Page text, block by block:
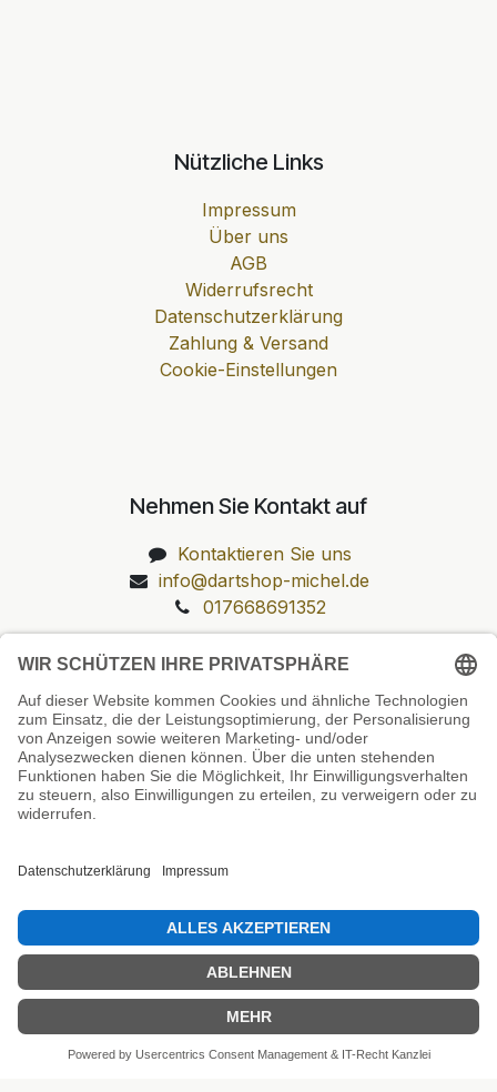
Nützliche Links
Impressum
Über uns
AGB
Widerrufsrecht
Datenschutzerklärung
Zahlung & Versand
Cookie-Einstellungen
Nehmen Sie Kontakt auf
Kontaktieren Sie uns
info@dartshop-michel.de
017668691352
Unsere Prüfsiegel